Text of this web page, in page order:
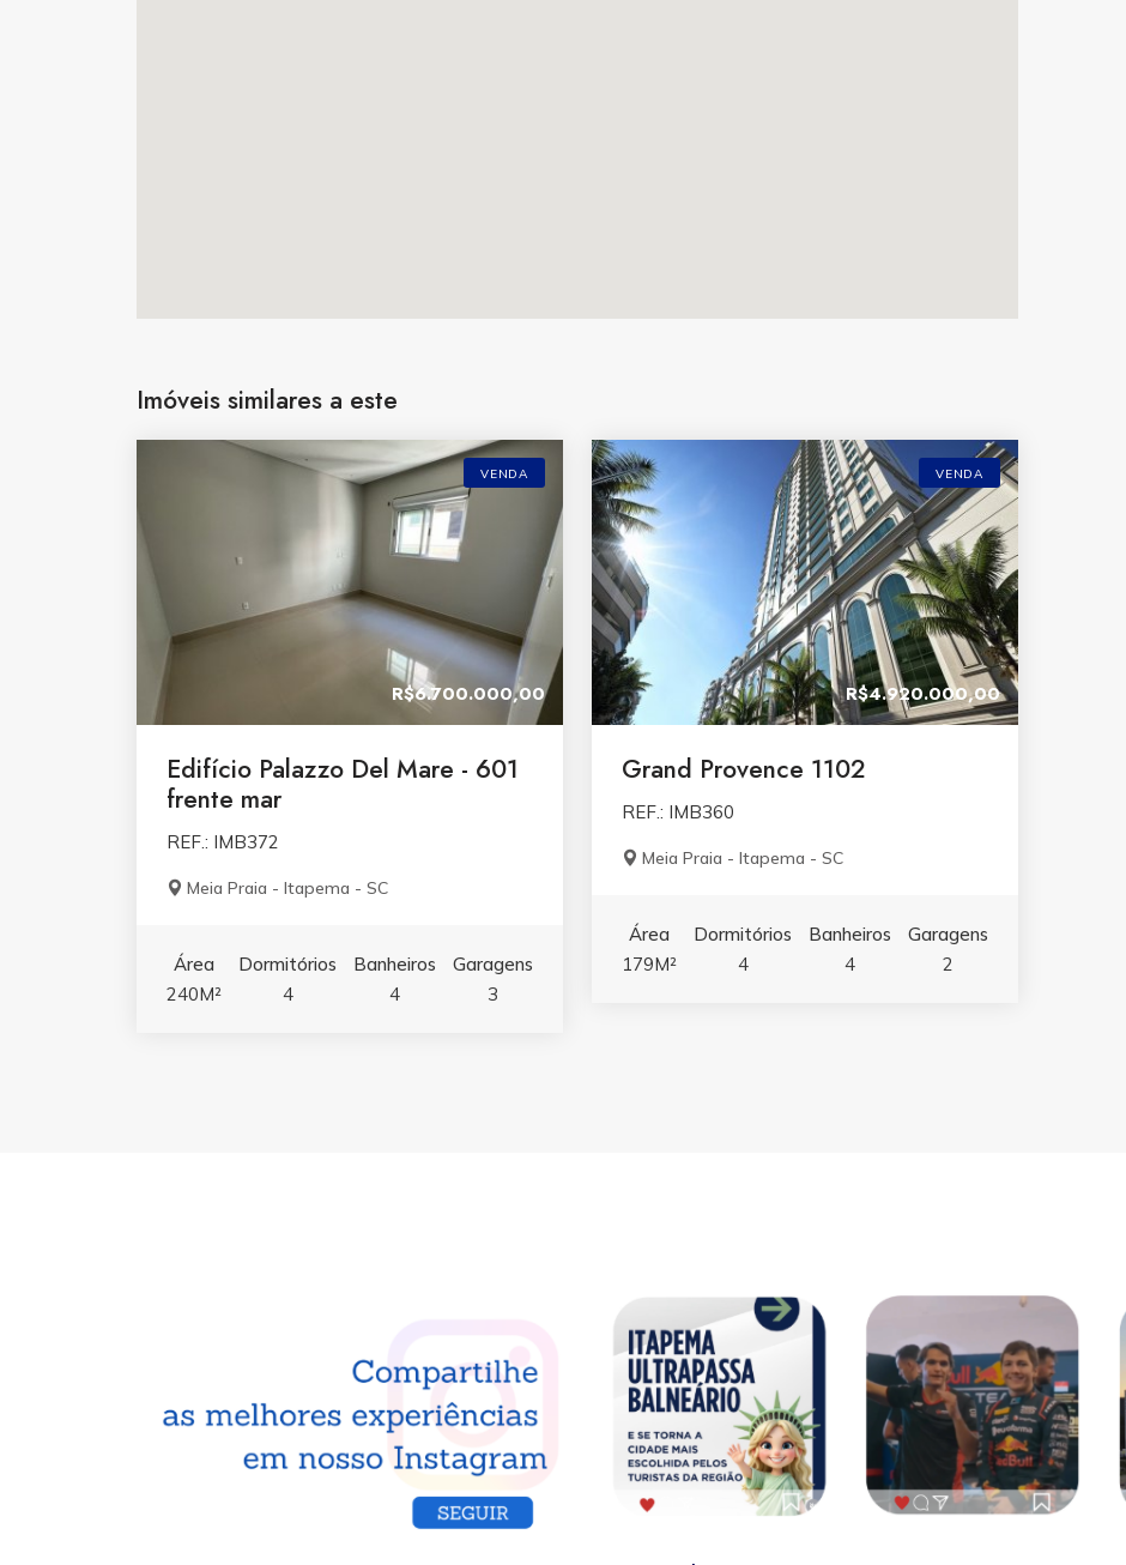
Imóveis similares a este
VENDA
R$6.700.000,00
Edifício Palazzo Del Mare - 601
frente mar
REF.: IMB372
Meia Praia - Itapema - SC
Área
240M²
Dormitórios
4
Banheiros
4
Garagens
3
VENDA
R$4.920.000,00
Grand Provence 1102
REF.: IMB360
Meia Praia - Itapema - SC
Área
179M²
Dormitórios
4
Banheiros
4
Garagens
2